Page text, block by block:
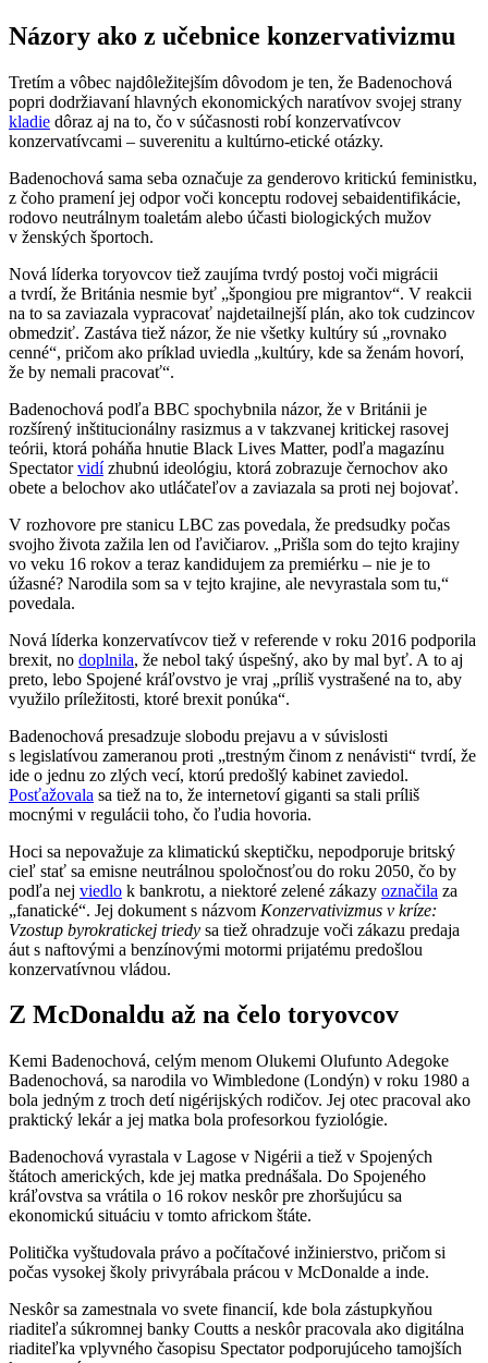
Názory ako z učebnice konzervativizmu
Tretím a vôbec najdôležitejším dôvodom je ten, že Badenochová
popri dodržiavaní hlavných ekonomických naratívov svojej strany
kladie dôraz aj na to, čo v súčasnosti robí konzervatívcov
konzervatívcami – suverenitu a kultúrno-etické otázky.
Badenochová sama seba označuje za genderovo kritickú feministku,
z čoho pramení jej odpor voči konceptu rodovej sebaidentifikácie,
rodovo neutrálnym toaletám alebo účasti biologických mužov
v ženských športoch.
Nová líderka toryovcov tiež zaujíma tvrdý postoj voči migrácii
a tvrdí, že Británia nesmie byť „špongiou pre migrantov“. V reakcii
na to sa zaviazala vypracovať najdetailnejší plán, ako tok cudzincov
obmedziť. Zastáva tiež názor, že nie všetky kultúry sú „rovnako
cenné“, pričom ako príklad uviedla „kultúry, kde sa ženám hovorí,
že by nemali pracovať“.
Badenochová podľa BBC spochybnila názor, že v Británii je
rozšírený inštitucionálny rasizmus a v takzvanej kritickej rasovej
teórii, ktorá poháňa hnutie Black Lives Matter, podľa magazínu
Spectatorvidízhubnú ideológiu, ktorá zobrazuje černochov ako
obete a belochov ako utláčateľov a zaviazala sa proti nej bojovať.
V rozhovore pre stanicu LBC zas povedala, že predsudky počas
svojho života zažila len od ľavičiarov. „Prišla som do tejto krajiny
vo veku 16 rokov a teraz kandidujem za premiérku – nie je to
úžasné? Narodila som sa v tejto krajine, ale nevyrastala som tu,“
povedala.
Nová líderka konzervatívcov tiež v referende v roku 2016 podporila
brexit, no doplnila, že nebol taký úspešný, ako by mal byť. A to aj
preto, lebo Spojené kráľovstvo je vraj „príliš vystrašené na to, aby
využilo príležitosti, ktoré brexit ponúka“.
Badenochová presadzuje slobodu prejavu a v súvislosti
s legislatívou zameranou proti „trestným činom z nenávisti“ tvrdí, že
ide o jednu zo zlých vecí, ktorú predošlý kabinet zaviedol.
Posťažovala sa tiež na to, že internetoví giganti sa stali príliš
mocnými v regulácii toho, čo ľudia hovoria.
Hoci sa nepovažuje za klimatickú skeptičku, nepodporuje britský
cieľ stať sa emisne neutrálnou spoločnosťou do roku 2050, čo by
podľa nej viedlo k bankrotu, a niektoré zelené zákazy označila za
„fanatické“. Jej dokument s názvom Konzervativizmus v kríze:
Vzostup byrokratickej triedy sa tiež ohradzuje voči zákazu predaja
áut s naftovými a benzínovými motormi prijatému predošlou
konzervatívnou vládou.
Z McDonaldu až na čelo toryovcov
Kemi Badenochová, celým menom Olukemi Olufunto Adegoke
Badenochová, sa narodila vo Wimbledone (Londýn) v roku 1980 a
bola jedným z troch detí nigérijských rodičov. Jej otec pracoval ako
praktický lekár a jej matka bola profesorkou fyziológie.
Badenochová vyrastala v Lagose v Nigérii a tiež v Spojených
štátoch amerických, kde jej matka prednášala. Do Spojeného
kráľovstva sa vrátila o 16 rokov neskôr pre zhoršujúcu sa
ekonomickú situáciu v tomto africkom štáte.
Politička vyštudovala právo a počítačové inžinierstvo, pričom si
počas vysokej školy privyrábala prácou v McDonalde a inde.
Neskôr sa zamestnala vo svete financií, kde bola zástupkyňou
riaditeľa súkromnej banky Coutts a neskôr pracovala ako digitálna
riaditeľka vplyvného časopisu Spectator podporujúceho tamojších